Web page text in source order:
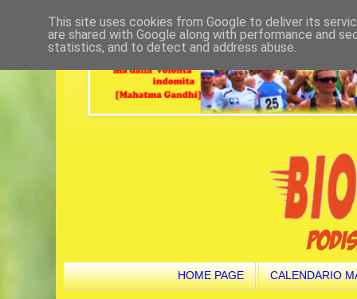
HOME PAGE CALENDARIO
This site uses cookies from Google to deliver its
are shared with Google along with performance and
statistics, and to detect and address abuse.